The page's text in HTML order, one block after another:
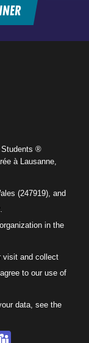
Students ®
à Lausanne,
(247919), and
in the
visit and collect
to our use of
data, see the